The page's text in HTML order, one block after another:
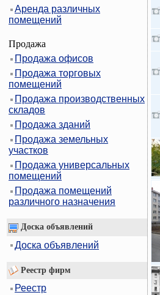
Аренда различных
помещений
Продажа
Продажа офисов
Продажа торговых
помещений
Продажа производственных
складов
Продажа зданий
Продажа земельных
участков
Продажа универсальных
помещений
Продажа помещений
различного назначения
Доска объявлений
Доска объявлений
Реестр фирм
Реестр